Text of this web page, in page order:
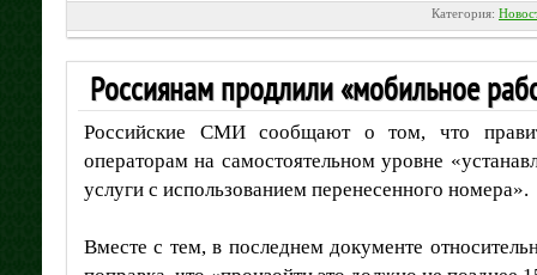
Категория:
Россиянам продлили «мобильное
Российские СМИ сообщают о том, что
операторам на самостоятельном уровне
услуги с использованием перенесенного номера».
Вместе с тем, в последнем документе